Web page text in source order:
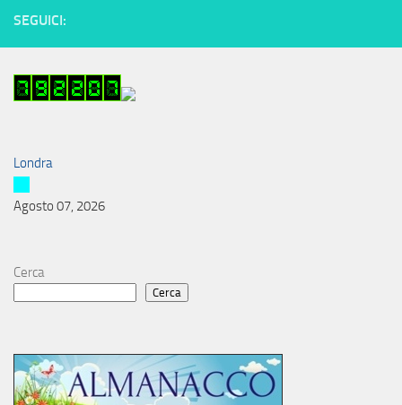
SEGUICI:
Londra
Agosto 07, 2026
Cerca
Cerca